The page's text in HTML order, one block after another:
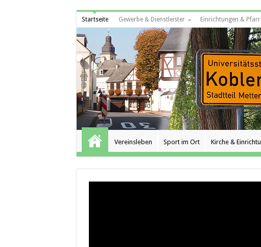
Startseite Gewerbe & Dienstleister Einrichtungen &
Vereinsleben Sport im Ort Kirche &